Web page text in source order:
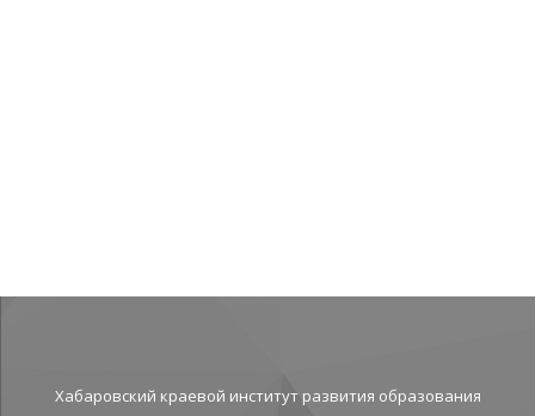
Хабаровский краевой институт развития образования